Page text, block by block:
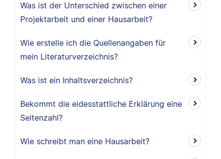
Was ist der Unterschied zwischen einer
Projektarbeit und einer Hausarbeit?
Wie erstelle ich die Quellenangaben für
mein Literaturverzeichnis?
Was ist ein Inhaltsverzeichnis?
Bekommt die eidesstattliche Erklärung eine
Seitenzahl?
Wie schreibt man eine Hausarbeit?